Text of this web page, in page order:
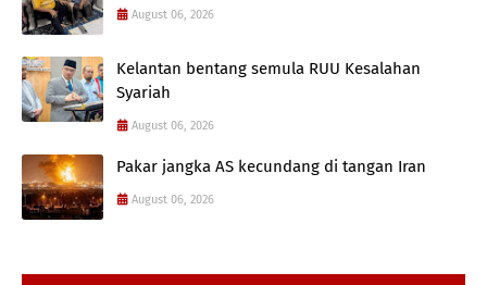
August 06, 2026
Kelantan bentang semula RUU Kesalahan
Syariah
August 06, 2026
Pakar jangka AS kecundang di tangan Iran
August 06, 2026